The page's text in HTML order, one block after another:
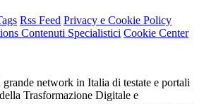
Rss Feed Privacy e Cookie Policy
Contenuti Specialistici Cookie Center
network in Italia di testate e portali
Trasformazione Digitale e